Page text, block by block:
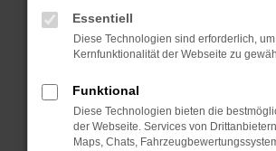
Manche Erweiterungen, wie
können das Laden bestimmter
verhindern. Funktioniert die Seite
Fenster?
Starte dein Gerät neu.
Das kann manchmal helfen,
Essentiell
Diese Technologien sind erforderlich,
Kernfunktionalität der Webseite zu
Funktional
Diese Technologien bieten die
der Webseite. Services von
Maps, Chats,